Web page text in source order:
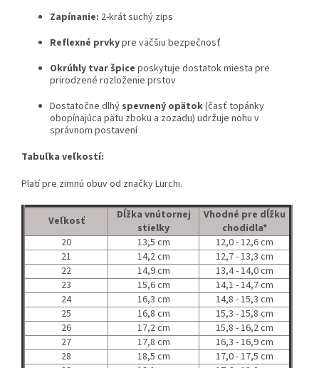
Zapínanie: 2-krát suchý zips
Reflexné prvkypre väčšiu bezpečnosť
Okrúhly tvar špice poskytuje dostatok miesta pre
prirodzené rozloženie prstov
Dostatočne dlhý spevnený opätok(časť topánky
obopínajúca pätu zboku a zozadu) udržuje nohu v
správnom postavení
Tabuľka veľkostí:
Platí pre zimnú obuv od značky Lurchi.
Veľkosť
Dĺžka vnútornej
stielky
Vhodné pre dĺžku
chodidla*
20
13,5 cm
12,0 - 12,6 cm
21
14,2 cm
12,7 - 13,3 cm
22
14,9 cm
13,4 - 14,0 cm
23
15,6 cm
14,1 - 14,7 cm
24
16,3 cm
14,8 - 15,3 cm
25
16,8 cm
15,3 - 15,8 cm
26
17,2 cm
15,8 - 16,2 cm
27
17,8 cm
16,3 - 16,9 cm
28
18,5 cm
17,0 - 17,5 cm